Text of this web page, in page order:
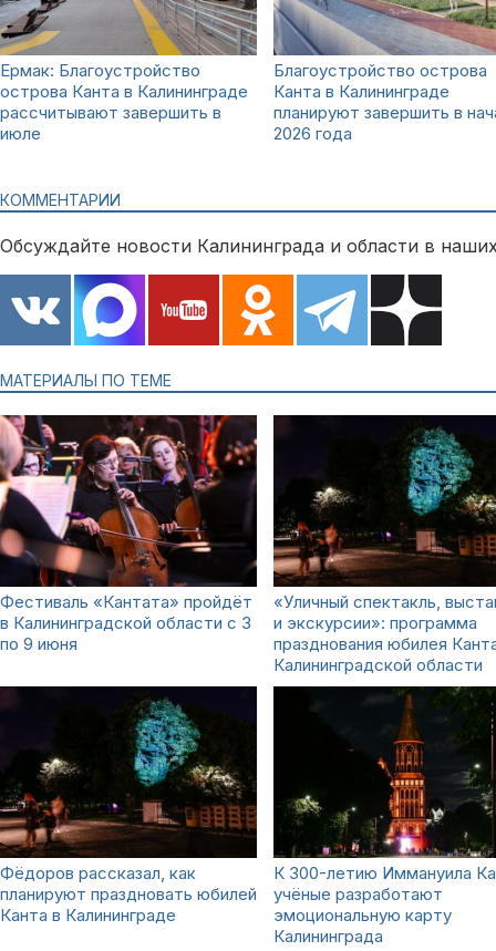
Ермак: Благоустройство
острова Канта в Калининграде
рассчитывают завершить в
июле
Благоустройство острова
Канта в Калининграде
планируют завершить в
2026 года
КОММЕНТАРИИ
Обсуждайте новости Калининграда и области в
МАТЕРИАЛЫ ПО ТЕМЕ
Фестиваль «Кантата» пройдёт
в Калининградской области с 3
по 9 июня
«Уличный спектакль,
и экскурсии»: программа
празднования юбилея
Калининградской области
Фёдоров рассказал, как
планируют праздновать юбилей
Канта в Калининграде
К 300-летию Иммануила
учёные разработают
эмоциональную карту
Калининграда